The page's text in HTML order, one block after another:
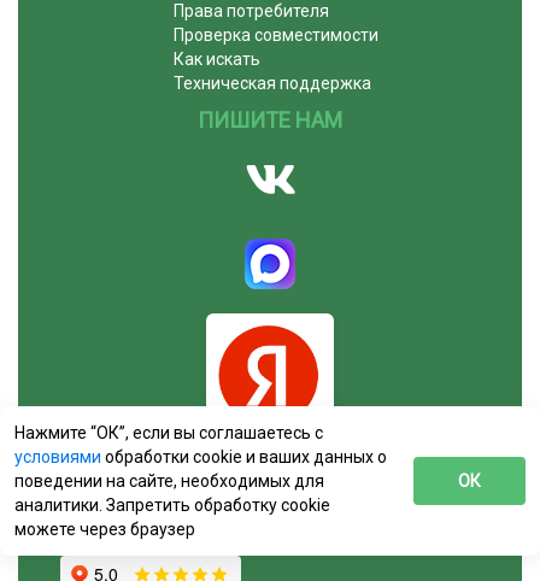
Права потребителя
Проверка совместимости
Как искать
Техническая поддержка
ПИШИТЕ НАМ
Нажмите “ОК”, если вы соглашаетесь с
условиями обработки cookie и ваших данных о
поведении на сайте, необходимых для
аналитики. Запретить обработку cookie
можете через браузер
ОК